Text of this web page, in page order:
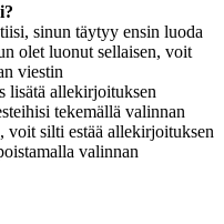
sinun täytyy ensin luoda
olet luonut sellaisen, voit
viestin
lisätä allekirjoituksen
tekemällä valinnan
voit silti estää allekirjoituksen
valinnan